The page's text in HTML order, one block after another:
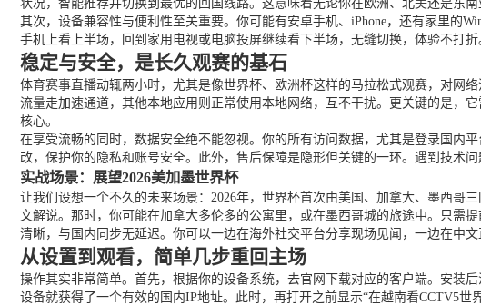
状况，智能推荐并切换到最优的回国线路。这意味着无论你在欧洲、北美还是东
其次，设备兼容性与便利性至关重要。你可能有安卓手机、iPhone，还有家里的
手机上看上半场，回到家用电视或电脑投屏继续看下半场，无缝切换，体验不打折
稳定与安全，是长久观赛的基石
体育赛事直播动辄两小时，尤其是像世界杯、欧洲杯这样的马拉松式观赛，对
流量走加速通道，其他本地应用则正常使用本地网络，互不干扰。更关键的是，
核心。
在享受流畅的同时，数据安全绝不能忽视。你的所有访问数据，尤其是登录国内
改，保护你的隐私和账号安全。此外，售后保障是隐形但关键的一环。遇到技术
实战场景：展望2026美加墨世界杯
让我们设想一个不久的未来场景：2026年，世界杯首次由美国、加拿大、墨西哥
文解说。那时，你可能在加拿大多伦多的公寓里，或在墨西哥城的旅途中。只需
清晰，与国内同步无延迟。你可以一边在海外社交平台分享现场见闻，一边在中
从设置到观看，简单几步重回主场
操作其实非常简单。首先，根据你的设备系统，去官网下载对应的客户端。安装
设备就获得了一个有效的国内IP地址。此时，再打开之前显示“在越南看CCTV5世